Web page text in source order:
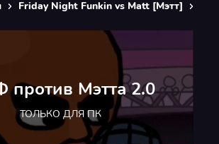
Friday Night Funkin vs Matt [Мэтт]
Мэтта 2.0
ТОЛЬКО ДЛЯ ПК